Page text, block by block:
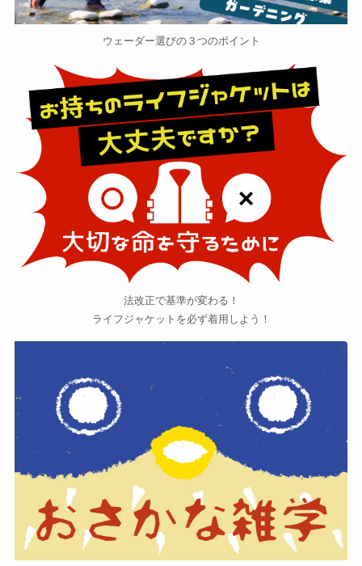
ウェーダー選びの３つのポイント
法改正で基準が変わる！
ライフジャケットを必ず着用しよう！